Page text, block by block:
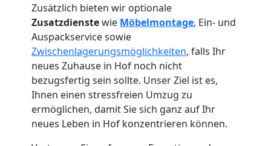
Zusätzlich bieten wir optionale
Zusatzdienstewie Möbelmontage, Ein- und
Auspackservice sowie
Zwischenlagerungsmöglichkeiten, falls Ihr
neues Zuhause in Hof noch nicht
bezugsfertig sein sollte. Unser Ziel ist es,
Ihnen einen stressfreien Umzug zu
ermöglichen, damit Sie sich ganz auf Ihr
neues Leben in Hof konzentrieren können.
Umzugshelfer
Wiener
Neustadt